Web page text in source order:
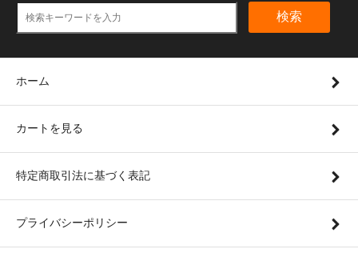
検索
ホーム
カートを見る
特定商取引法に基づく表記
プライバシーポリシー